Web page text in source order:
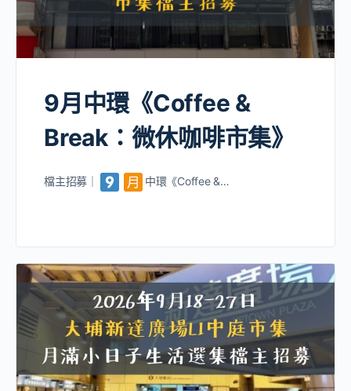
9月中環《Coffee &
Break：微休咖啡市集》
檔主招募｜ 中環《Coffee &…